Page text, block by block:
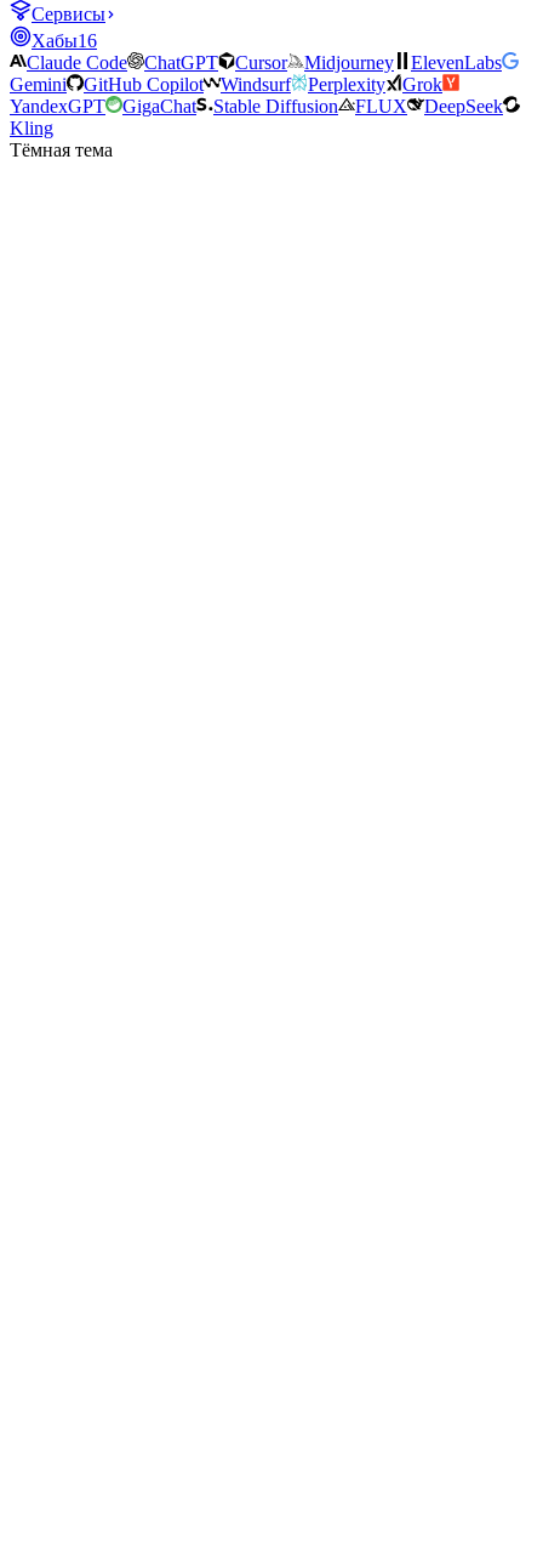
Сервисы
Хабы16
Claude Code
ChatGPT Cursor Midjourney
ElevenLabs
Gemini
GitHub Copilot Windsurf Perplexity
Grok
YandexGPT
GigaChat Stable Diffusion FLUX
DeepSeek
Kling
Тёмная тема